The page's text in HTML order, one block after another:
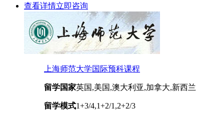
查看详情立即咨询
上海师范大学国际预科课程
留学国家英国,美国,澳大利亚,加拿大,新西兰
留学模式1+3/4,1+2/1,2+2/3